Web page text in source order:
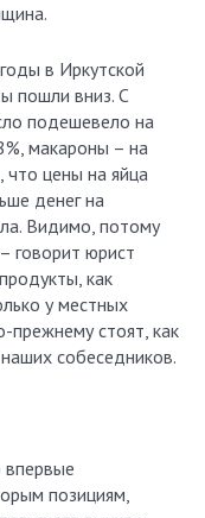
в Иркутской
пошли вниз. С
подешевело на
макароны – на
что цены на яйца
денег на
Видимо, потому
говорит юрист
как
у местных
прежнему стоят, как
собеседников.
впервые
позициям,